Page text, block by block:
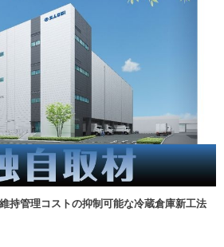
持管理コストの抑制可能な冷蔵倉庫新工法